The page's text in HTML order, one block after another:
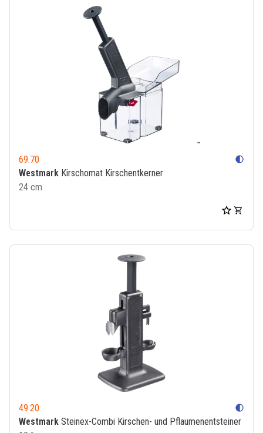
69.70 contrast
Westmark Kirschomat Kirschentkerner
24 cm
49.20 contrast
Westmark Steinex-Combi Kirschen- und Pflaumenentsteiner